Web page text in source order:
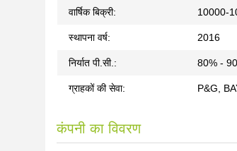
वार्षिक बिक्री: 10000-
स्थापना वर्ष: 2016
निर्यात पी.सी.: 80% -
ग्राहकों की सेवा: P&G,
कंपनी का विवरण